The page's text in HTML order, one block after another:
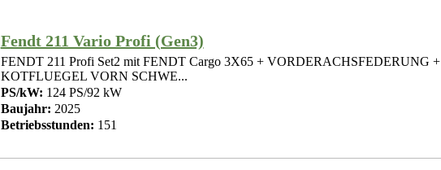
Fendt 211 Vario Profi (Gen3)
FENDT 211 Profi Set2 mit FENDT Cargo 3X65 + VORDERACHSFEDERUNG +
KOTFLUEGEL VORN SCHWE...
PS/kW: 124 PS/92 kW
Baujahr: 2025
Betriebsstunden: 151